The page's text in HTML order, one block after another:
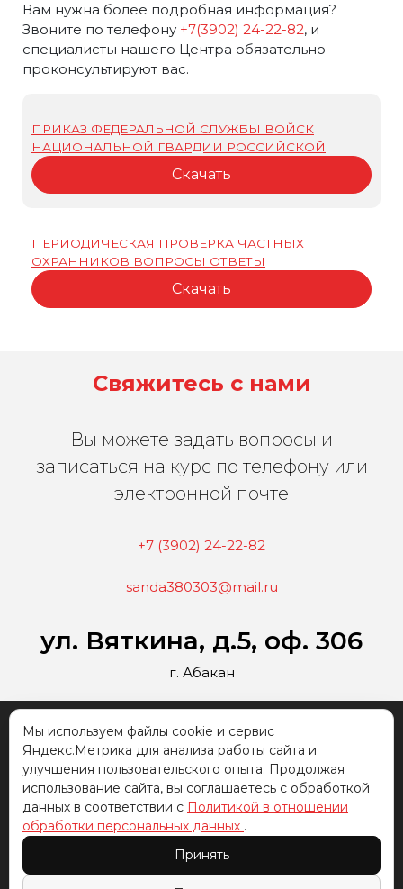
Вам нужна более подробная информация?
Звоните по телефону +7(3902) 24-22-82, и
специалисты нашего Центра обязательно
проконсультируют вас.
ПРИКАЗ ФЕДЕРАЛЬНОЙ СЛУЖБЫ ВОЙСК
НАЦИОНАЛЬНОЙ ГВАРДИИ РОССИЙСКОЙ
Скачать
ПЕРИОДИЧЕСКАЯ ПРОВЕРКА ЧАСТНЫХ
ОХРАННИКОВ ВОПРОСЫ ОТВЕТЫ
Скачать
Свяжитесь с нами
Вы можете задать вопросы и
записаться на курс по телефону или
электронной почте
+7 (3902) 24-22-82
sanda380303@mail.ru
ул. Вяткина, д.5, оф. 306
г. Абакан
2026 г. Все права
защищены "ЧОУ ДПО
СТШ «Саньда»" ©
Лицензия на право
образовательной
деятельности
выдана 20 июля 2015
персональных данных
Мы используем файлы cookie и сервис
Яндекс.Метрика для анализа работы сайта и
улучшения пользовательского опыта. Продолжая
использование сайта, вы соглашаетесь с обработкой
данных в соответствии с Политикой в отношении
обработки персональных данных .
Принять